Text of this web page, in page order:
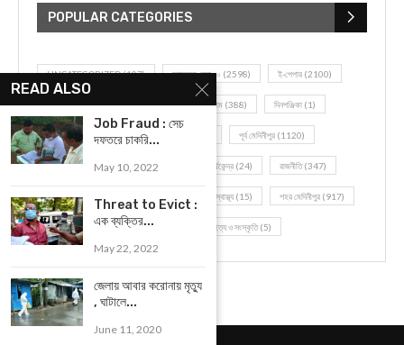
POPULAR CATEGORIES
UNCATEGORIZED(107) আজকের সেরা ১০ (2598) ই-পেপার (2100)
খেলাধূলো(5) জেলার খবর(602) ঝাড়গ্রাম (388) দিনপঞ্জিকা (1)
দৈনিক রাশিফল (819) পশ্চিম মেদিনীপুর পূর্ব মেদিনীপুর (1120)
বন্যপ্রাণ(4) বিনোদন (3) ভ্রমণ এবং তীর্থকেন্দ্র (24) রাজনীতি(347)
রান্না-রেসিপী শরীর স্বাস্থ্য (15) শহর মেদিনীপুর (917)
শিক্ষা ব্যবস্থা (75) সম্পাদকীয় সাহিত্য ও সংস্কৃতি(5)
READ ALSO
Job Fraud : সেচ
দফতরে চাকরি...
May 10, 2022
Threat to Evict :
এক ব্যক্তির...
May 22, 2022
জেলায় আবার করোনায় মৃত্যু
, ঘাটালে...
June 11, 2020